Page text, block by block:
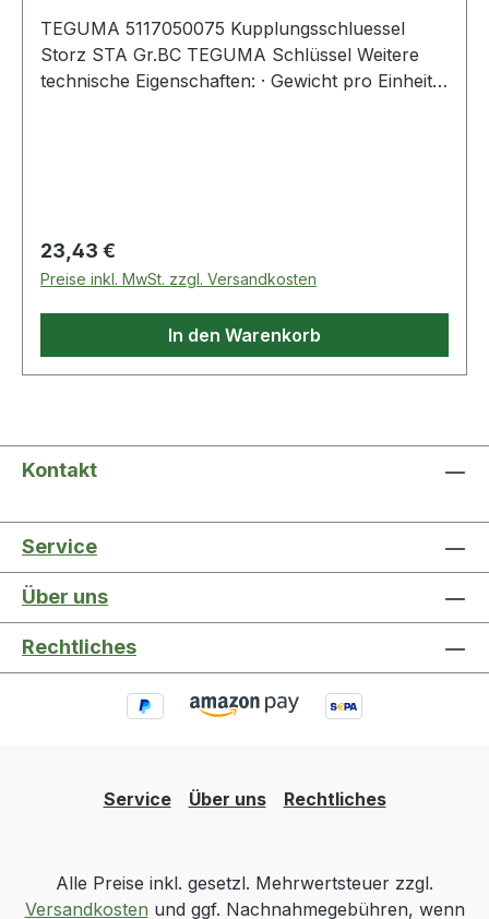
TEGUMA 5117050075 Kupplungsschluessel
Storz STA Gr.BC TEGUMA Schlüssel Weitere
technische Eigenschaften: · Gewicht pro Einheit:
Regulärer Preis:
23,43 €
Preise inkl. MwSt. zzgl. Versandkosten
In den Warenkorb
Kontakt
Service
Über uns
Rechtliches
Service Über uns Rechtliches
Alle Preise inkl. gesetzl. Mehrwertsteuer zzgl.
Versandkosten und ggf. Nachnahmegebühren, wenn